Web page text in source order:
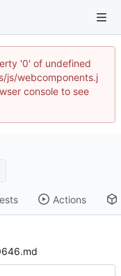
'0' of undefined
js/webcomponents.j
console to see
Actions